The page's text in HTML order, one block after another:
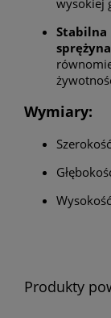
Stabilna
Wymiary:
Produkty